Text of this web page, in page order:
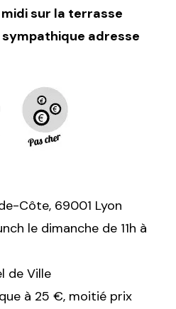
sur la terrasse
adresse
Côte, 69001 Lyon
le dimanche de 11h à
de Ville
à 25 €, moitié prix